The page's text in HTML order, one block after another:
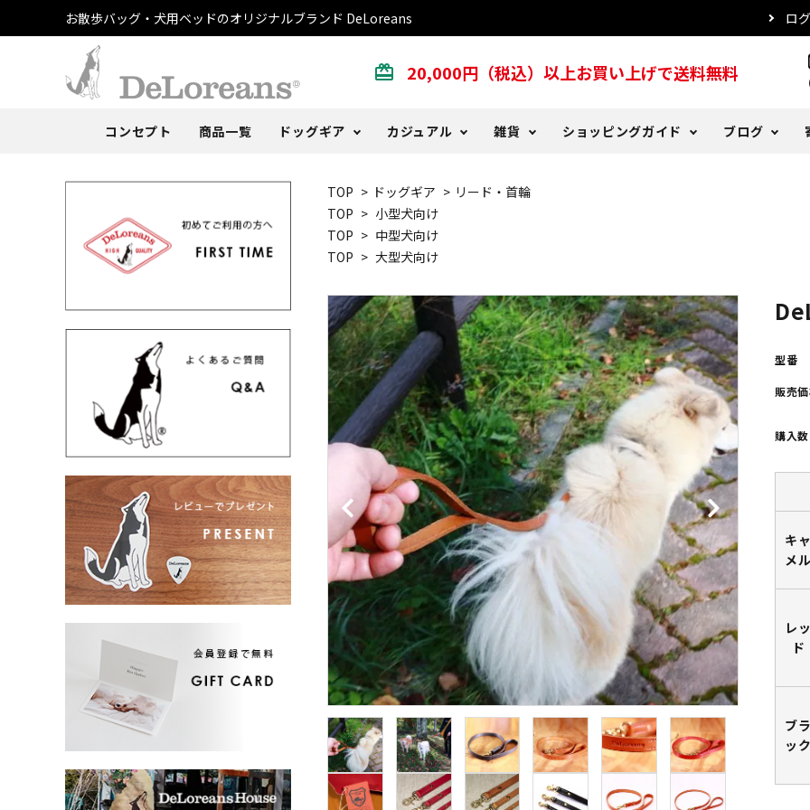
お散歩バッグ・犬用ベッドのオリジナルブランド DeLoreans ロ
card_giftcard 20,000円（税込）以上お買い上げで送料無料
コンセプト 商品一覧 ドッグギア
犬用ベッド
うんち袋 うちのこタオル
カジュアル
Tシャツ
ストール キャップ・ハット
雑貨
おまけ
カレンダー その他
ショッピングガイド
よくある質問
取扱店 レビュー
ブログ
Another Days
TOP > ドッグギア > リード・首輪
TOP > 小型犬向け
TOP > 中型犬向け
TOP > 大型犬向け
型番
販売
購入数
キ
メ
レ
ド
ブ
ッ